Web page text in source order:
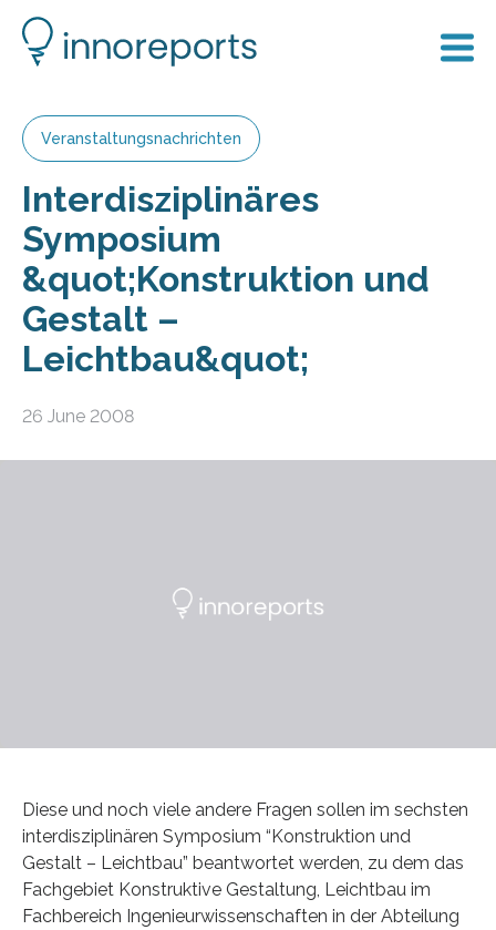
Veranstaltungsnachrichten
Interdisziplinäres
Symposium
&quot;Konstruktion und
Gestalt –
Leichtbau&quot;
26 June 2008
Diese und noch viele andere Fragen sollen im sechsten
interdisziplinären Symposium “Konstruktion und
Gestalt – Leichtbau” beantwortet werden, zu dem das
Fachgebiet Konstruktive Gestaltung, Leichtbau im
Fachbereich Ingenieurwissenschaften in der Abteilung